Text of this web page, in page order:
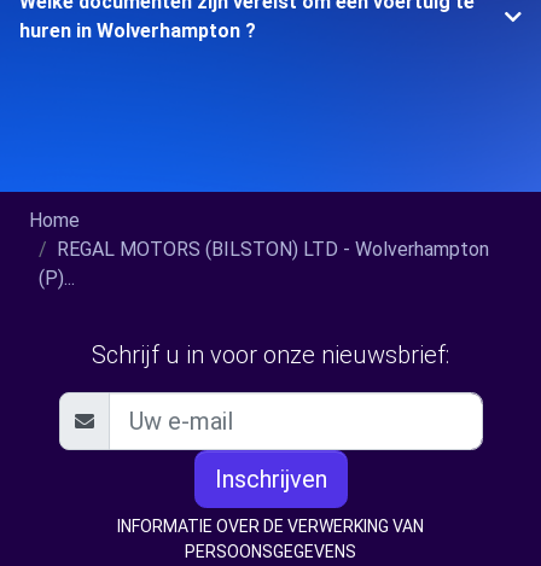
huren in Wolverhampton ?
Home
REGAL MOTORS (BILSTON) LTD - Wolverhampton
(P)...
Schrijf u in voor onze nieuwsbrief:
Inschrijven
INFORMATIE OVER DE VERWERKING VAN
PERSOONSGEGEVENS